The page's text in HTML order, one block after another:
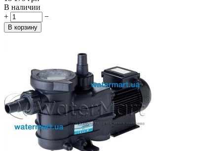
В наличии
+
−
В корзину